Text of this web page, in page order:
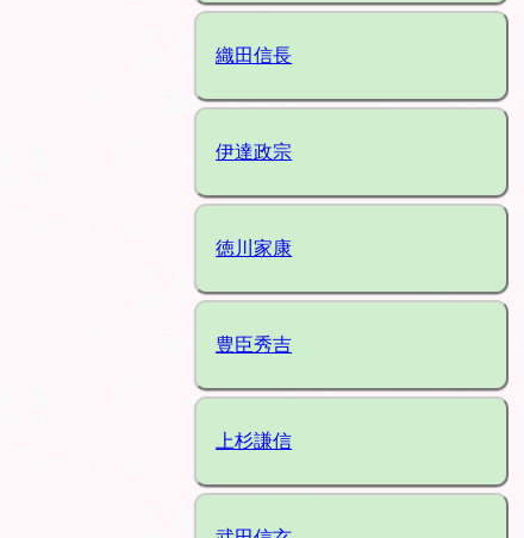
織田信長
伊達政宗
徳川家康
豊臣秀吉
上杉謙信